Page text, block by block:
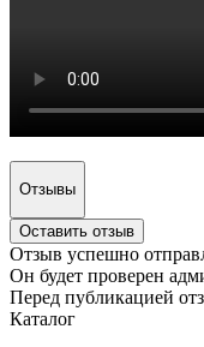
Отзывы
Оставить отзыв
Отзыв успешно
Он будет проверен
Перед публикацией
Каталог